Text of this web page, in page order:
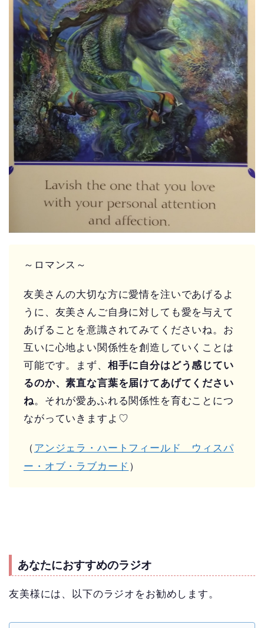
～ロマンス～
友美さんの大切な方に愛情を注いであげるよ
うに、友美さんご自身に対しても愛を与えて
あげることを意識されてみてくださいね。お
互いに心地よい関係性を創造していくことは
可能です。まず、 相手に自分はどう感じてい
るのか、素直な言葉を届けてあげてください
ね。それが愛あふれる関係性を育むことにつ
ながっていきますよ♡
（ アンジェラ・ハートフィールド ウィスパ
ー・オブ・ラブカード ）
あなたにおすすめのラジオ
友美様には、以下のラジオをお勧めします。